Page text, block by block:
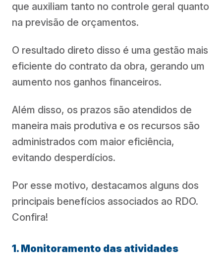
que auxiliam tanto no controle geral quanto
na previsão de orçamentos.
O resultado direto disso é uma gestão mais
eficiente do contrato da obra, gerando um
aumento nos ganhos financeiros.
Além disso, os prazos são atendidos de
maneira mais produtiva e os recursos são
administrados com maior eficiência,
evitando desperdícios.
Por esse motivo, destacamos alguns dos
principais benefícios associados ao RDO.
Confira!
1. Monitoramento das atividades